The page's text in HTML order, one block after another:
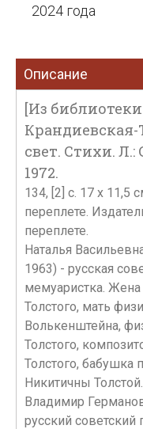
2024 года
Описание
[Из
свет. Стихи. Л.:
1972.
134, [2] с. 17 x 11,5
переплете.
переплете.
Наталья
1963) - русская
мемуаристка. Жена
Толстого, мать
Волькенштейна,
Толстого,
Толстого, бабушка
Никитичны Толстой.
Владимир
русский советский